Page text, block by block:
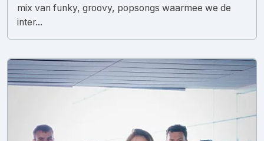
mix van funky, groovy, popsongs waarmee we de
inter...